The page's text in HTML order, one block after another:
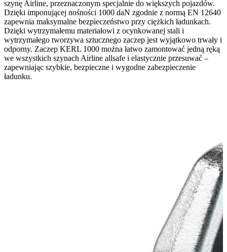
szynę Airline, przeznaczonym specjalnie do większych pojazdów.
Dzięki imponującej nośności 1000 daN zgodnie z normą EN 12640
zapewnia maksymalne bezpieczeństwo przy ciężkich ładunkach.
Dzięki wytrzymałemu materiałowi z ocynkowanej stali i
wytrzymałego tworzywa sztucznego zaczep jest wyjątkowo trwały i
odporny. Zaczep KERL 1000 można łatwo zamontować jedną ręką
we wszystkich szynach Airline allsafe i elastycznie przesuwać –
zapewniając szybkie, bezpieczne i wygodne zabezpieczenie
ładunku.